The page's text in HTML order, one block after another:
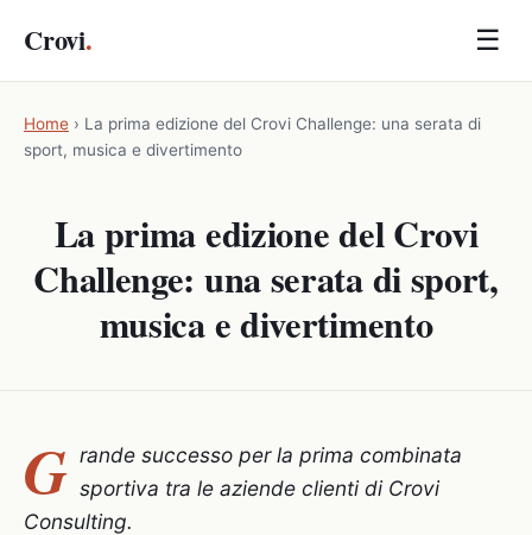
Crovi. ☰
Home › La prima edizione del Crovi Challenge: una serata di
sport, musica e divertimento
La prima edizione del Crovi
Challenge: una serata di sport,
musica e divertimento
G rande successo per la prima combinata
sportiva tra le aziende clienti di Crovi
Consulting.